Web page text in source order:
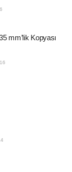
mm’lik Kopyası